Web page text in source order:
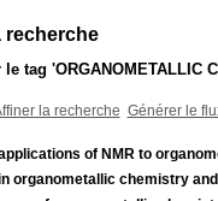
recherche
le tag 'ORGANOMETALLIC
la recherche Générer le
of NMR to
organometallic chemistry